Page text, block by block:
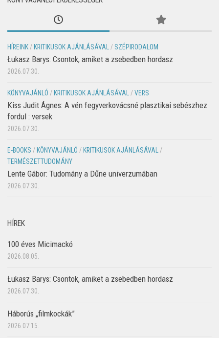
HÍREINK / KRITIKUSOK AJÁNLÁSÁVAL / SZÉPIRODALOM
Łukasz Barys: Csontok, amiket a zsebedben hordasz
2026.07.30.
KÖNYVAJÁNLÓ / KRITIKUSOK AJÁNLÁSÁVAL /VERS
Kiss Judit Ágnes: A vén fegyverkovácsné plasztikai sebészhez
fordul : versek
2026.07.30.
E-BOOKS / KÖNYVAJÁNLÓ / KRITIKUSOK AJÁNLÁSÁVAL
/
TERMÉSZETTUDOMÁNY
Lente Gábor: Tudomány a Dűne univerzumában
2026.07.30.
HÍREK
100 éves Micimackó
2026.08.05.
Łukasz Barys: Csontok, amiket a zsebedben hordasz
2026.07.30.
Háborús „filmkockák”
2026.07.15.